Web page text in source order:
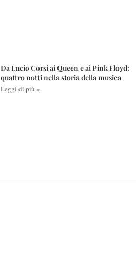
Da Lucio Corsi ai Queen e ai Pink Floyd:
quattro notti nella storia della musica
Leggi di più »